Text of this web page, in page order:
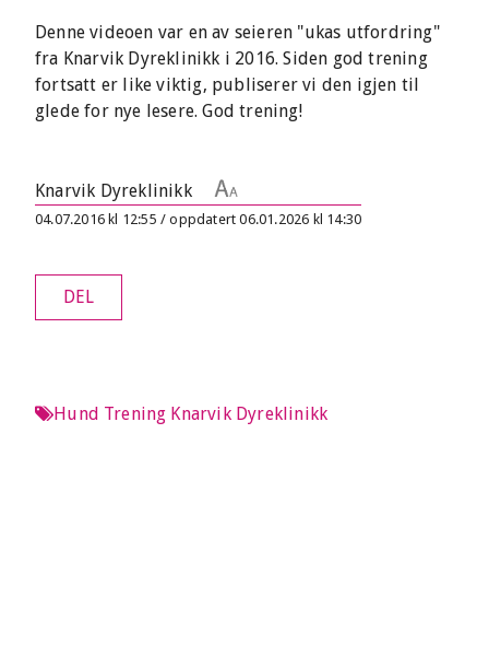
Denne videoen var en av seieren "ukas utfordring"
fra Knarvik Dyreklinikk i 2016. Siden god trening
fortsatt er like viktig, publiserer vi den igjen til
glede for nye lesere. God trening!
Knarvik Dyreklinikk
04.07.2016 kl 12:55 / oppdatert 06.01.2026 kl 14:30
DEL
Hund Trening Knarvik Dyreklinikk